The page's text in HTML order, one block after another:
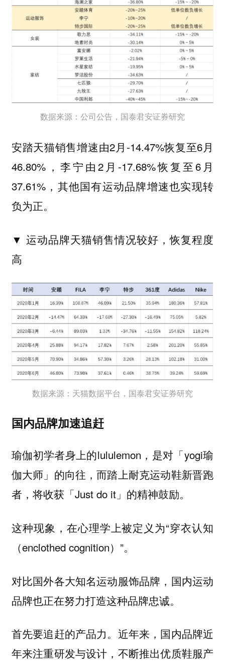
数据来源：公司公告，国泰君安证券研究
安踏天猫销售增速由2月-14.47%恢复至6月
46.80%，李宁由2月-17.68%恢复至6月
37.61%，其他国有运动品牌增速也实现转
负为正。
▼ 运动品牌天猫销售情况较好，恢复程度
高
数据来源：天猫数据平台，国泰君安证券研究
国内品牌加速追赶
瑜伽初学者身上的lululemon，是对「yogi瑜
伽大师」的向往，而踏上耐克运动鞋新晋跑
者，将收获「Just do it」的精神鼓励。
这种现象，在心理学上被定义为“穿衣认知
（enclothed cognition）”。
对比国外各大知名运动服饰品牌，国内运动
品牌也正在努力打造这种品牌忠诚。
首先要追赶的产品力。近年来，国内品牌近
年来注重研发与设计，不断推出优质鞋服产